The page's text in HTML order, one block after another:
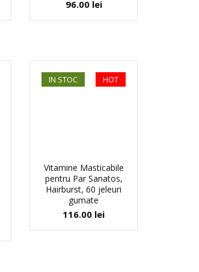
96.00 lei
HOT
IN STOC
Vitamine Masticabile
pentru Par Sanatos,
Hairburst, 60 jeleuri
gumate
116.00 lei